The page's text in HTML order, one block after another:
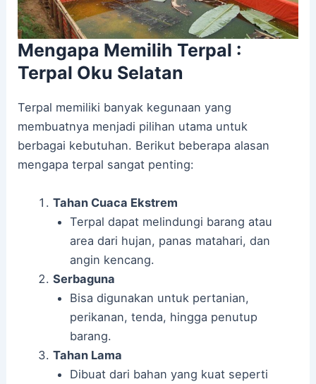
Mengapa Memilih Terpal :
Terpal Oku Selatan
Terpal memiliki banyak kegunaan yang
membuatnya menjadi pilihan utama untuk
berbagai kebutuhan. Berikut beberapa alasan
mengapa terpal sangat penting:
Tahan Cuaca Ekstrem
Terpal dapat melindungi barang atau
area dari hujan, panas matahari, dan
angin kencang.
Serbaguna
Bisa digunakan untuk pertanian,
perikanan, tenda, hingga penutup
barang.
Tahan Lama
Dibuat dari bahan yang kuat seperti